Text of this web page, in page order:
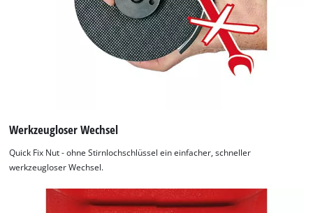
Werkzeugloser Wechsel
Quick Fix Nut - ohne Stirnlochschlüssel ein einfacher, schneller
werkzeugloser Wechsel.